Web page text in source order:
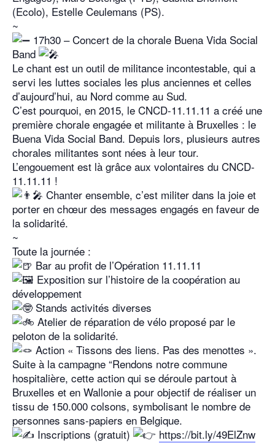
(Ecolo), Estelle Ceulemans (PS).
~
17h30 – Concert de la chorale Buena Vida Social
Band
Le chant est un outil de militance incontestable, qui a
servi les luttes sociales les plus anciennes et celles
d’aujourd’hui, au Nord comme au Sud.
C’est pourquoi, en 2015, le CNCD-11.11.11 a créé une
première chorale engagée et militante à Bruxelles : le
Buena Vida Social Band. Depuis lors, plusieurs autres
chorales militantes sont nées à leur tour.
L’engouement est là grâce aux volontaires du CNCD-
11.11.11 !
Chanter ensemble, c’est militer dans la joie et
porter en chœur des messages engagés en faveur de
la solidarité.
~
Toute la journée :
Bar au profit de l’Opération 11.11.11
Exposition sur l’histoire de la coopération au
développement
Stands activités diverses
Atelier de réparation de vélo proposé par le
peloton de la solidarité.
Action « Tissons des liens. Pas des menottes ».
Suite à la campagne “Rendons notre commune
hospitalière, cette action qui se déroule partout à
Bruxelles et en Wallonie a pour objectif de réaliser un
tissu de 150.000 colsons, symbolisant le nombre de
personnes sans-papiers en Belgique.
Inscriptions (gratuit)
https://bit.ly/49ElZnw